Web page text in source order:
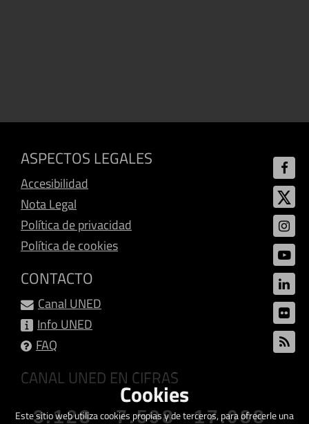
ASPECTOS LEGALES
Accesibilidad
Nota Legal
Política de privacidad
Política de cookies
CONTACTO
Canal UNED
Info UNED
FAQ
CANAL UNED EN CIFRAS
3.128 7.598 17.088
Cookies
Este sitio web utiliza cookies propias y de terceros, para ofrecerle una